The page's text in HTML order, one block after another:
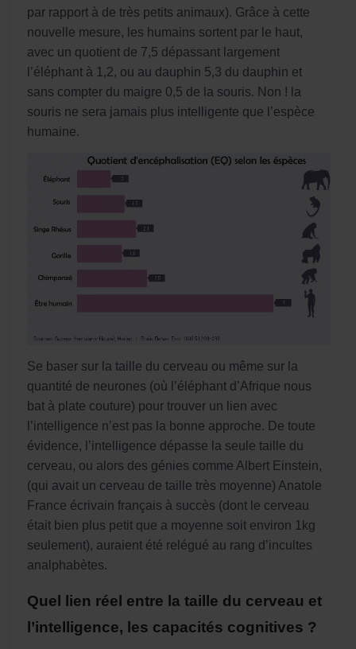
par rapport à de très petits animaux). Grâce à cette
nouvelle mesure, les humains sortent par le haut,
avec un quotient de 7,5 dépassant largement
l’éléphant à 1,2, ou au dauphin 5,3 du dauphin et
sans compter du maigre 0,5 de la souris. Non ! la
souris ne sera jamais plus intelligente que l’espèce
humaine.
Se baser sur la taille du cerveau ou même sur la
quantité de neurones (où l’éléphant d’Afrique nous
bat à plate couture) pour trouver un lien avec
l’intelligence n’est pas la bonne approche. De toute
évidence, l’intelligence dépasse la seule taille du
cerveau, ou alors des génies comme Albert Einstein,
(qui avait un cerveau de taille très moyenne) Anatole
France écrivain français à succès (dont le cerveau
était bien plus petit que a moyenne soit environ 1kg
seulement), auraient été relégué au rang d’incultes
analphabètes.
Quel lien réel entre la taille du cerveau et
l’intelligence, les capacités cognitives ?